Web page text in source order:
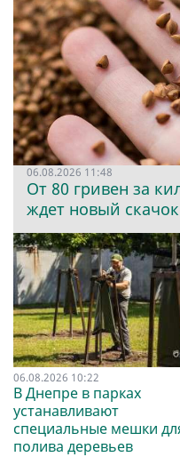
06.08.2026 11:48
От 80 гривен за
ждет новый
06.08.2026 10:22
В Днепре в парках
устанавливают
специальные мешки
полива деревьев